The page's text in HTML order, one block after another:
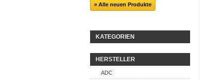
» Alle neuen Produkte
KATEGORIEN
HERSTELLER
ADC